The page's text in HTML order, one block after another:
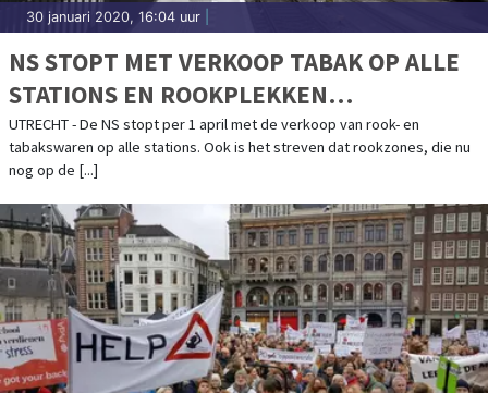
30 januari 2020, 16:04 uur
NS STOPT MET VERKOOP TABAK OP ALLE
STATIONS EN ROOKPLEKKEN
VERDWIJNEN
UTRECHT - De NS stopt per 1 april met de verkoop van rook- en
tabakswaren op alle stations. Ook is het streven dat rookzones, die nu
nog op de [...]